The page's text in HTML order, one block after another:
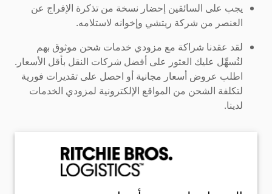
يجب على السائقين إحضار نسخة من تذكرة الإفراج عن
العنصر من شركة ريتشي وإخوانه لاستلامه.
لقد عقدنا شراكة مع مزودي خدمات شحن موثوق بهم
لنُسهِّل عليك العثور على أفضل شركات النقل بأقل الأسعار.
اطلب عروض أسعار مجانية أو احصل على تقديرات فورية
لتكلفة الشحن من المواقع الإلكترونية لمزودي الخدمات
لدينا.